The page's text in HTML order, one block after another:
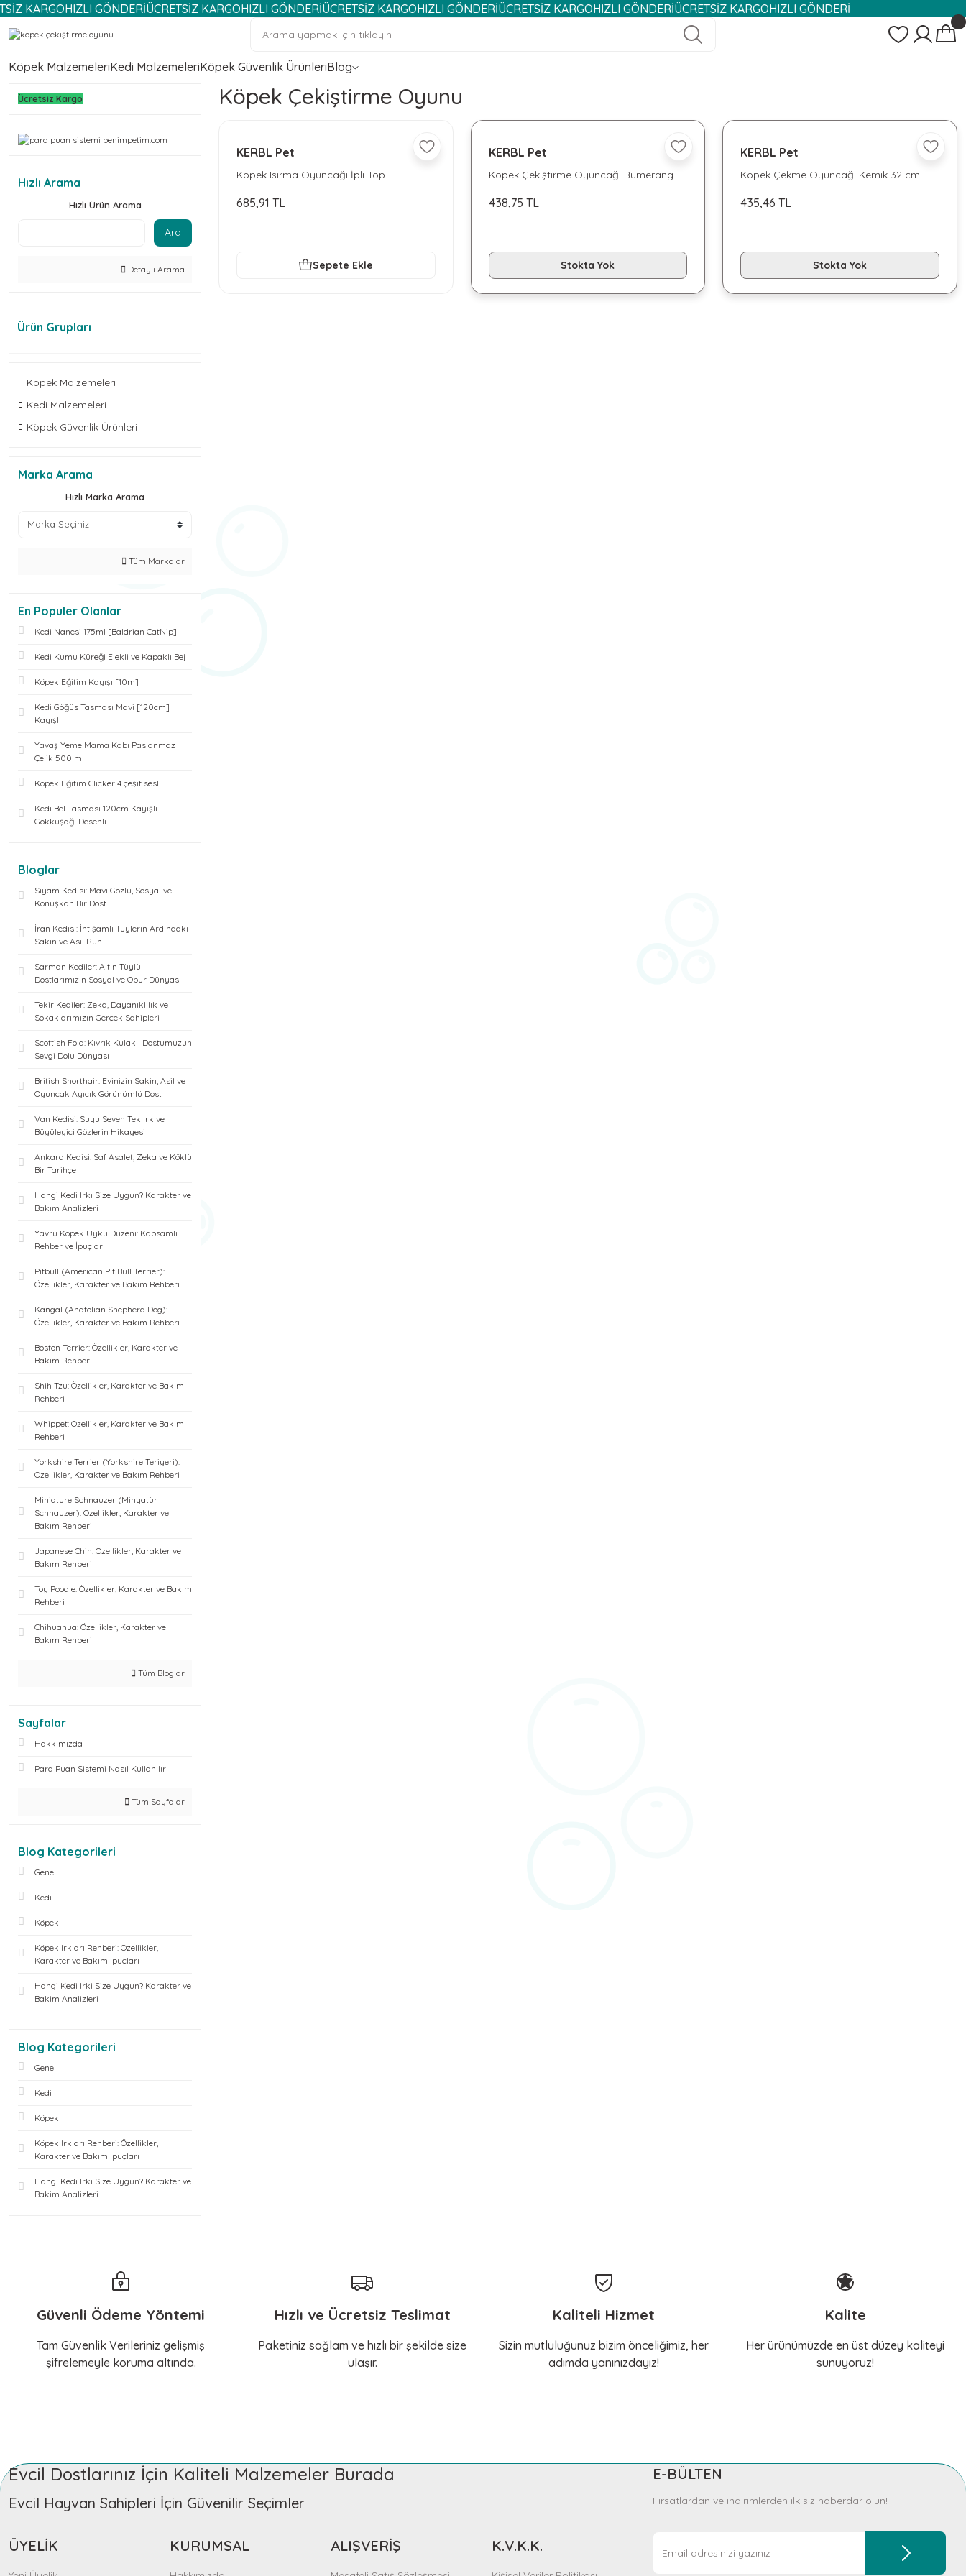
HIZLI GÖNDERİÜCRETSİZ KARGOHIZLI GÖNDERİÜCRETSİZ KARGOHIZLI GÖNDERİÜCRETSİZ KARGOHIZLI GÖNDERİÜCRETSİZ KARGOHIZLI GÖNDERİ
Köpek MalzemeleriKedi MalzemeleriKöpek Güvenlik ÜrünleriBlog
Ücretsiz Kargo
Hızlı Arama
Hızlı Ürün Arama
Ara
Detaylı Arama
Ürün Grupları
Köpek Malzemeleri
Kedi Malzemeleri
Köpek Güvenlik Ürünleri
Marka Arama
Hızlı Marka Arama
Tüm Markalar
En Populer Olanlar
Kedi Nanesi 175ml [Baldrian CatNip]
Kedi Kumu Küreği Elekli ve Kapaklı Bej
Köpek Eğitim Kayışı [10m]
Kedi Göğüs Tasması Mavi [120cm]
Kayışlı
Yavaş Yeme Mama Kabı Paslanmaz
Çelik 500 ml
Köpek Eğitim Clicker 4 çeşit sesli
Kedi Bel Tasması 120cm Kayışlı
Gökkuşağı Desenli
Bloglar
Siyam Kedisi: Mavi Gözlü, Sosyal ve
Konuşkan Bir Dost
İran Kedisi: İhtişamlı Tüylerin Ardındaki
Sakin ve Asil Ruh
Sarman Kediler: Altın Tüylü
Dostlarımızın Sosyal ve Obur Dünyası
Tekir Kediler: Zeka, Dayanıklılık ve
Sokaklarımızın Gerçek Sahipleri
Scottish Fold: Kıvrık Kulaklı Dostumuzun
Sevgi Dolu Dünyası
British Shorthair: Evinizin Sakin, Asil ve
Oyuncak Ayıcık Görünümlü Dost
Van Kedisi: Suyu Seven Tek Irk ve
Büyüleyici Gözlerin Hikayesi
Ankara Kedisi: Saf Asalet, Zeka ve Köklü
Bir Tarihçe
Hangi Kedi Irkı Size Uygun? Karakter ve
Bakım Analizleri
Yavru Köpek Uyku Düzeni: Kapsamlı
Rehber ve İpuçları
Pitbull (American Pit Bull Terrier):
Özellikler, Karakter ve Bakım Rehberi
Kangal (Anatolian Shepherd Dog):
Özellikler, Karakter ve Bakım Rehberi
Boston Terrier: Özellikler, Karakter ve
Bakım Rehberi
Shih Tzu: Özellikler, Karakter ve Bakım
Rehberi
Whippet: Özellikler, Karakter ve Bakım
Rehberi
Yorkshire Terrier (Yorkshire Teriyeri):
Özellikler, Karakter ve Bakım Rehberi
Miniature Schnauzer (Minyatür
Schnauzer): Özellikler, Karakter ve
Bakım Rehberi
Japanese Chin: Özellikler, Karakter ve
Bakım Rehberi
Toy Poodle: Özellikler, Karakter ve Bakım
Rehberi
Chihuahua: Özellikler, Karakter ve
Bakım Rehberi
Tüm Bloglar
Sayfalar
Hakkımızda
Para Puan Sistemi Nasıl Kullanılır
Tüm Sayfalar
Blog Kategorileri
Genel
Kedi
Köpek
Köpek Irkları Rehberi: Özellikler,
Karakter ve Bakım İpuçları
Hangi Kedi Irki Size Uygun? Karakter ve
Bakim Analizleri
Blog Kategorileri
Genel
Kedi
Köpek
Köpek Irkları Rehberi: Özellikler,
Karakter ve Bakım İpuçları
Hangi Kedi Irki Size Uygun? Karakter ve
Bakim Analizleri
Köpek Çekiştirme Oyunu
KERBL Pet
Köpek Isırma Oyuncağı İpli Top
685,91 TL
Sepete Ekle
KERBL Pet
Köpek Çekiştirme Oyuncağı Bumerang
438,75 TL
Stokta Yok
KERBL Pet
Köpek Çekme Oyuncağı Kemik 32 cm
435,46 TL
Stokta Yok
Güvenli Ödeme Yöntemi
Tam Güvenlik Verileriniz gelişmiş
şifrelemeyle koruma altında.
Hızlı ve Ücretsiz Teslimat
Paketiniz sağlam ve hızlı bir şekilde size
ulaşır.
Kaliteli Hizmet
Sizin mutluluğunuz bizim önceliğimiz, her
adımda yanınızdayız!
Kalite
Her ürünümüzde en üst düzey kaliteyi
sunuyoruz!
Evcil Dostlarınız İçin Kaliteli Malzemeler Burada
Evcil Hayvan Sahipleri İçin Güvenilir Seçimler
ÜYELİK KURUMSAL ALIŞVERİŞ K.V.K.K.
E-BÜLTEN
Fırsatlardan ve indirimlerden ilk siz haberdar olun!